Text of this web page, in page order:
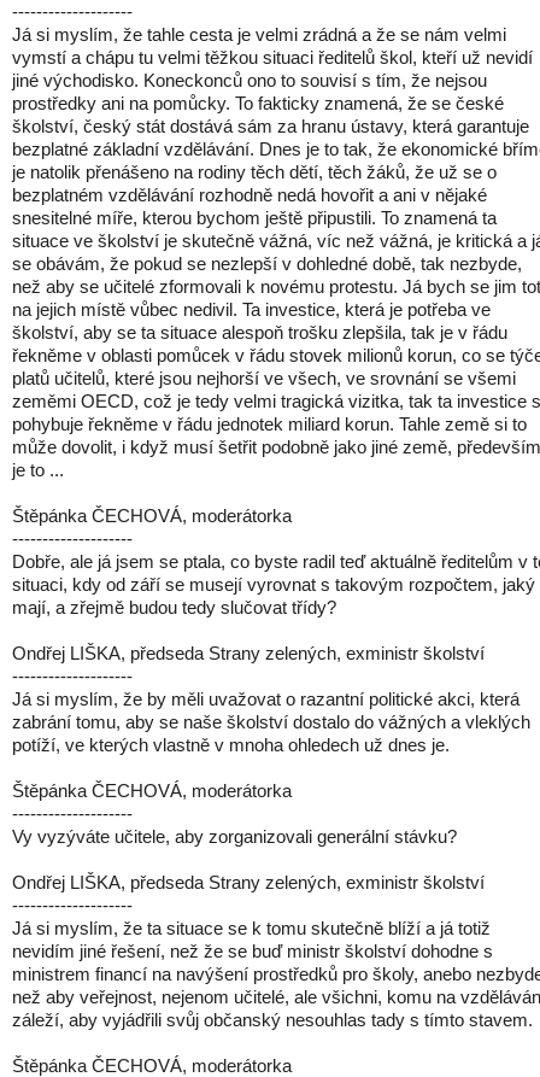
--------------------
Já si myslím, že tahle cesta je velmi zrádná a že se nám velmi
vymstí a chápu tu velmi těžkou situaci ředitelů škol, kteří už nevidí
jiné východisko. Koneckonců ono to souvisí s tím, že nejsou
prostředky ani na pomůcky. To fakticky znamená, že se české
školství, český stát dostává sám za hranu ústavy, která garantuje
bezplatné základní vzdělávání. Dnes je to tak, že ekonomické
je natolik přenášeno na rodiny těch dětí, těch žáků, že už se o
bezplatném vzdělávání rozhodně nedá hovořit a ani v nějaké
snesitelné míře, kterou bychom ještě připustili. To znamená ta
situace ve školství je skutečně vážná, víc než vážná, je kritická a
se obávám, že pokud se nezlepší v dohledné době, tak nezbyde,
než aby se učitelé zformovali k novému protestu. Já bych se jim
na jejich místě vůbec nedivil. Ta investice, která je potřeba ve
školství, aby se ta situace alespoň trošku zlepšila, tak je v řádu
řekněme v oblasti pomůcek v řádu stovek milionů korun, co se
platů učitelů, které jsou nejhorší ve všech, ve srovnání se všemi
zeměmi OECD, což je tedy velmi tragická vizitka, tak ta investice
pohybuje řekněme v řádu jednotek miliard korun. Tahle země si to
může dovolit, i když musí šetřit podobně jako jiné země, především
je to ...
Štěpánka ČECHOVÁ, moderátorka
--------------------
Dobře, ale já jsem se ptala, co byste radil teď aktuálně ředitelům v
situaci, kdy od září se musejí vyrovnat s takovým rozpočtem, jaký
mají, a zřejmě budou tedy slučovat třídy?
Ondřej LIŠKA, předseda Strany zelených, exministr školství
--------------------
Já si myslím, že by měli uvažovat o razantní politické akci, která
zabrání tomu, aby se naše školství dostalo do vážných a vleklých
potíží, ve kterých vlastně v mnoha ohledech už dnes je.
Štěpánka ČECHOVÁ, moderátorka
--------------------
Vy vyzýváte učitele, aby zorganizovali generální stávku?
Ondřej LIŠKA, předseda Strany zelených, exministr školství
--------------------
Já si myslím, že ta situace se k tomu skutečně blíží a já totiž
nevidím jiné řešení, než že se buď ministr školství dohodne s
ministrem financí na navýšení prostředků pro školy, anebo
než aby veřejnost, nejenom učitelé, ale všichni, komu na
záleží, aby vyjádřili svůj občanský nesouhlas tady s tímto stavem.
Štěpánka ČECHOVÁ, moderátorka